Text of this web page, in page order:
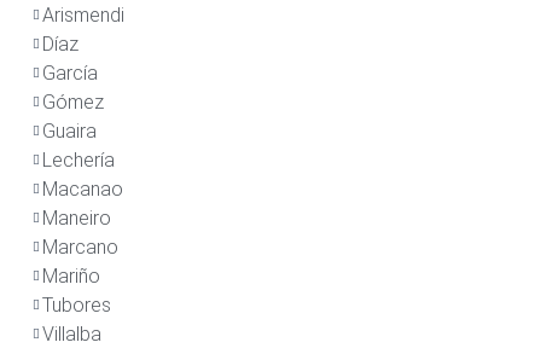
Arismendi
Díaz
García
Gómez
Guaira
Lechería
Macanao
Maneiro
Marcano
Mariño
Tubores
Villalba